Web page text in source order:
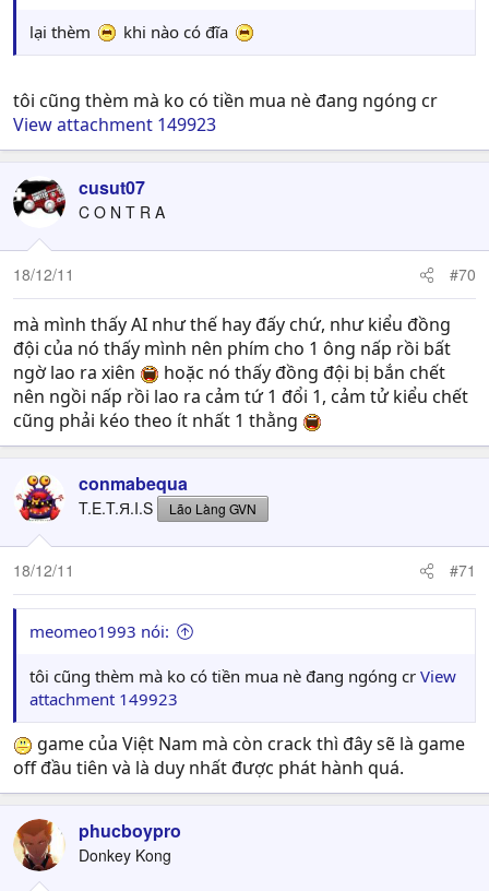
lại thèm khi nào có đĩa
tôi cũng thèm mà ko có tiền mua nè đang ngóng cr
View attachment 149923
cusut07
C O N T R A
18/12/11 #70
mà mình thấy AI như thế hay đấy chứ, như kiểu đồng
đội của nó thấy mình nên phím cho 1 ông nấp rồi bất
ngờ lao ra xiên
hoặc nó thấy đồng đội bị bắn chết
nên ngồi nấp rồi lao ra cảm tứ 1 đổi 1, cảm tử kiểu chết
cũng phải kéo theo ít nhất 1 thằng
conmabequa
T.E.T.Я.I.S Lão Làng GVN
18/12/11 #71
meomeo1993 nói:
tôi cũng thèm mà ko có tiền mua nè đang ngóng cr View
attachment 149923
game của Việt Nam mà còn crack thì đây sẽ là game
off đầu tiên và là duy nhất được phát hành quá.
phucboypro
Donkey Kong